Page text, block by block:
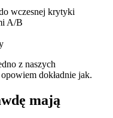
wczesnej krytyki
A/B
z naszych
dokładnie jak.
mają